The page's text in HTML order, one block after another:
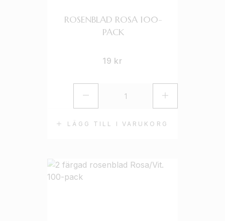
LÄGG TILL I VARUKORG
ROSENBLAD ROSA 100-
PACK
19 kr